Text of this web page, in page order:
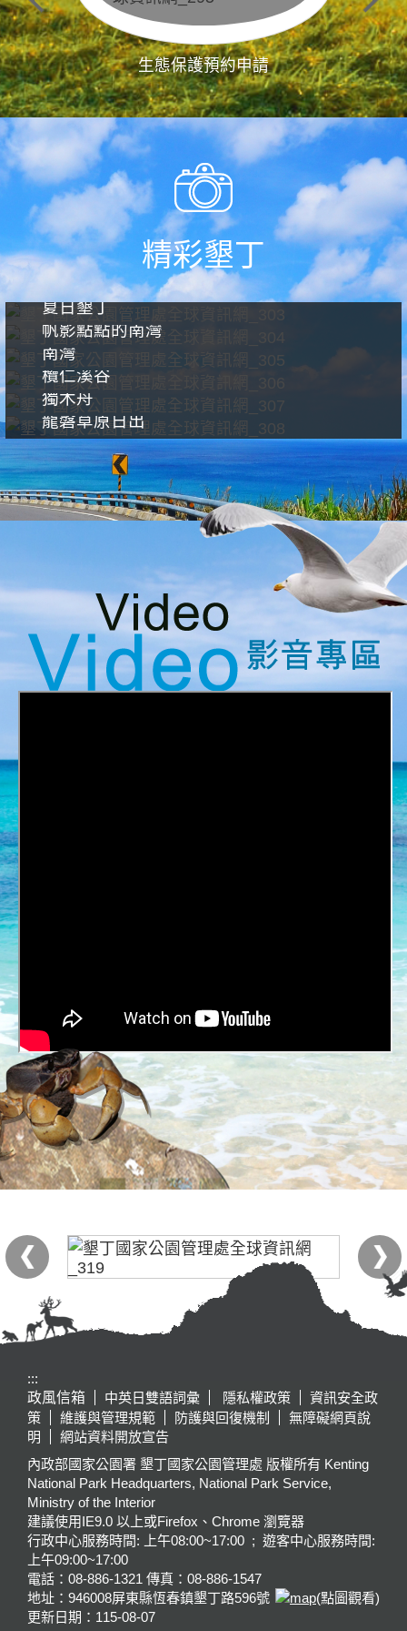
生態保護預約申請
精彩墾丁
夏日墾丁
帆影點點的南灣
南灣
欖仁溪谷
獨木舟
龍磐草原日出
:::
政風信箱
中英日雙語詞彙 隱私權政策
資訊安全政
策
維護與管理規範 防護與回復機制
無障礙網頁說
明
網站資料開放宣告
內政部國家公園署 墾丁國家公園管理處 版權所有 Kenting
National Park Headquarters, National Park Service,
Ministry of the Interior
建議使用IE9.0 以上或Firefox、Chrome 瀏覽器
行政中心服務時間: 上午08:00~17:00 ; 遊客中心服務時間:
上午09:00~17:00
電話：08-886-1321 傳真：08-886-1547
地址：946008屏東縣恆春鎮墾丁路596號
(點圖觀看)
更新日期： 115-08-07